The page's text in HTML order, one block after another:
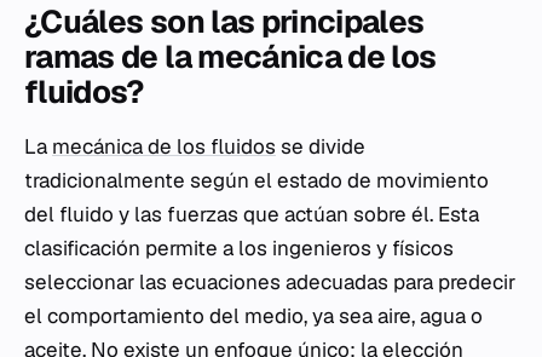
¿Cuáles son las principales
ramas de la mecánica de los
fluidos?
La mecánica de los fluidos se divide
tradicionalmente según el estado de movimiento
del fluido y las fuerzas que actúan sobre él. Esta
clasificación permite a los ingenieros y físicos
seleccionar las ecuaciones adecuadas para predecir
el comportamiento del medio, ya sea aire, agua o
aceite. No existe un enfoque único; la elección